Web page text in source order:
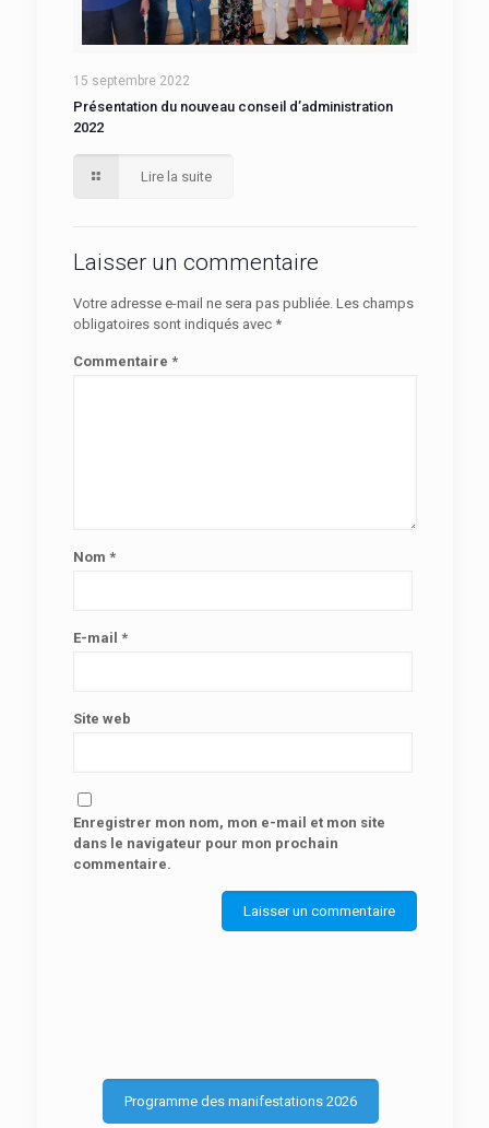
15 septembre 2022
Présentation du nouveau conseil d’administration
2022
Lire la suite
Laisser un commentaire
Votre adresse e-mail ne sera pas publiée. Les champs
obligatoires sont indiqués avec *
Commentaire *
Nom *
E-mail *
Site web
Enregistrer mon nom, mon e-mail et mon site
dans le navigateur pour mon prochain
commentaire.
Programme des manifestations 2026